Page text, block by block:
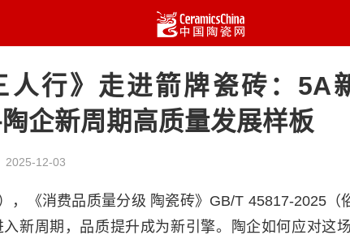
人行》走进箭牌瓷砖：5A
企新周期高质量发展样板
2025-12-03
，《消费品质量分级 陶瓷砖》GB/T 45817-2025（
新周期，品质提升成为新引擎。陶企如何应对这